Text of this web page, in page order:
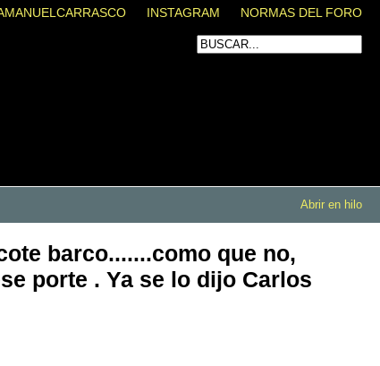
INSTAGRAM NORMAS DEL FORO
Abrir en hilo
barco.......como que no,
porte . Ya se lo dijo Carlos